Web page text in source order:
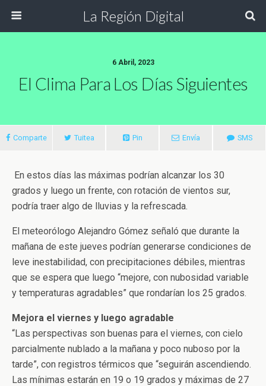
La Región Digital
6 Abril, 2023
El Clima Para Los Días Siguientes
Comparte Tuitea Pin Envía SMS
En estos días las máximas podrían alcanzar los 30
grados y luego un frente, con rotación de vientos sur,
podría traer algo de lluvias y la refrescada.
El meteorólogo Alejandro Gómez señaló que durante la
mañana de este jueves podrían generarse condiciones de
leve inestabilidad, con precipitaciones débiles, mientras
que se espera que luego “mejore, con nubosidad variable
y temperaturas agradables” que rondarían los 25 grados.
Mejora el viernes y luego agradable
“Las perspectivas son buenas para el viernes, con cielo
parcialmente nublado a la mañana y poco nuboso por la
tarde”, con registros térmicos que “seguirán ascendiendo.
Las mínimas estarán en 19 o 19 grados y máximas de 27